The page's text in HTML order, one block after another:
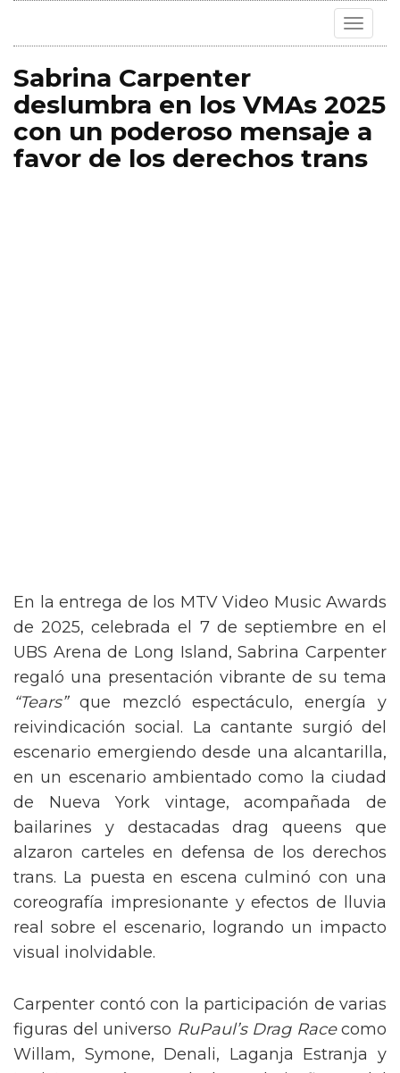
Toggle
Sabrina Carpenter
deslumbra en los VMAs 2025
con un poderoso mensaje a
favor de los derechos trans
En la entrega de los MTV Video Music Awards
de 2025, celebrada el 7 de septiembre en el
UBS Arena de Long Island, Sabrina Carpenter
regaló una presentación vibrante de su tema
“Tears”que mezcló espectáculo, energía y
reivindicación social. La cantante surgió del
escenario emergiendo desde una alcantarilla,
en un escenario ambientado como la ciudad
de Nueva York vintage, acompañada de
bailarines y destacadas drag queens que
alzaron carteles en defensa de los derechos
trans. La puesta en escena culminó con una
coreografía impresionante y efectos de lluvia
real sobre el escenario, logrando un impacto
Carpenter contó con la participación de varias
figuras del universo
RuPaul’s Drag Race
como
Willam, Symone, Denali, Laganja Estranja y